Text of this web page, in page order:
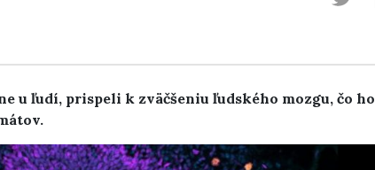
u ľudí, prispeli k zväčšeniu ľudského mozgu, čo ho